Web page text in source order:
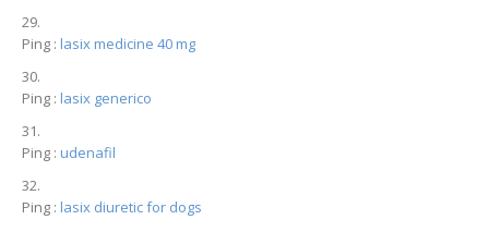
Ping : lasix medicine 40 mg
Ping : lasix generico
Ping : udenafil
Ping : lasix diuretic for dogs